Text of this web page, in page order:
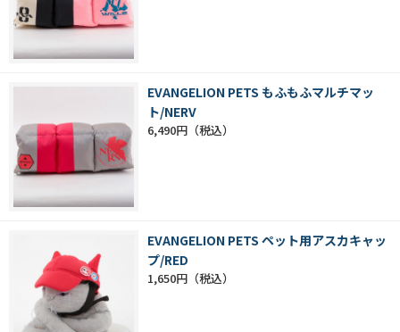
EVANGELION PETS もふもふマルチマッ
ト/NERV
6,490円
EVANGELION PETS ペット用アスカキャッ
プ/RED
1,650円